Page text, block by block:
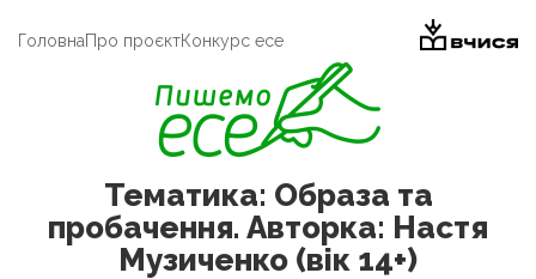
ГоловнаПро проєктКонкурс есе
Тематика: Образа та
пробачення. Авторка: Настя
Музиченко (вік 14+)